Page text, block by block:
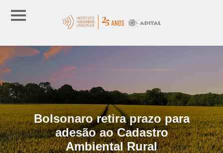
Bolsonaro retira prazo para
adesão ao Cadastro
Ambiental Rural